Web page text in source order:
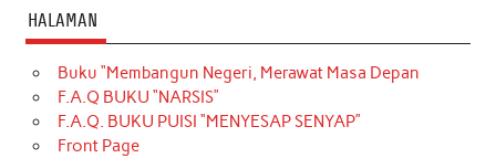
c
e
b
o
o
t
a
g
r
T
o
k
t
e
r
k
e
d
t
t
e
T
u
b
HALAMAN
Buku “Membangun Negeri, Merawat Masa Depan
F.A.Q BUKU “NARSIS”
F.A.Q. BUKU PUISI “MENYESAP SENYAP”
Front Page